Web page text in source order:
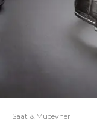
Saat & Mücevher